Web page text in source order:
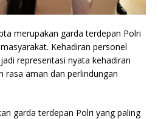
merupakan garda terdepan Polri
Kehadiran personel
representasi nyata kehadiran
rasa aman dan perlindungan
garda terdepan Polri yang paling